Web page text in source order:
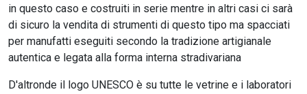
in questo caso e costruiti in serie mentre in altri casi ci sarà
di sicuro la vendita di strumenti di questo tipo ma spacciati
per manufatti eseguiti secondo la tradizione artigianale
autentica e legata alla forma interna stradivariana
D'altronde il logo UNESCO è su tutte le vetrine e i laboratori